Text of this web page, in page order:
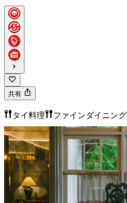
共有
タイ料理 ファインダイニング